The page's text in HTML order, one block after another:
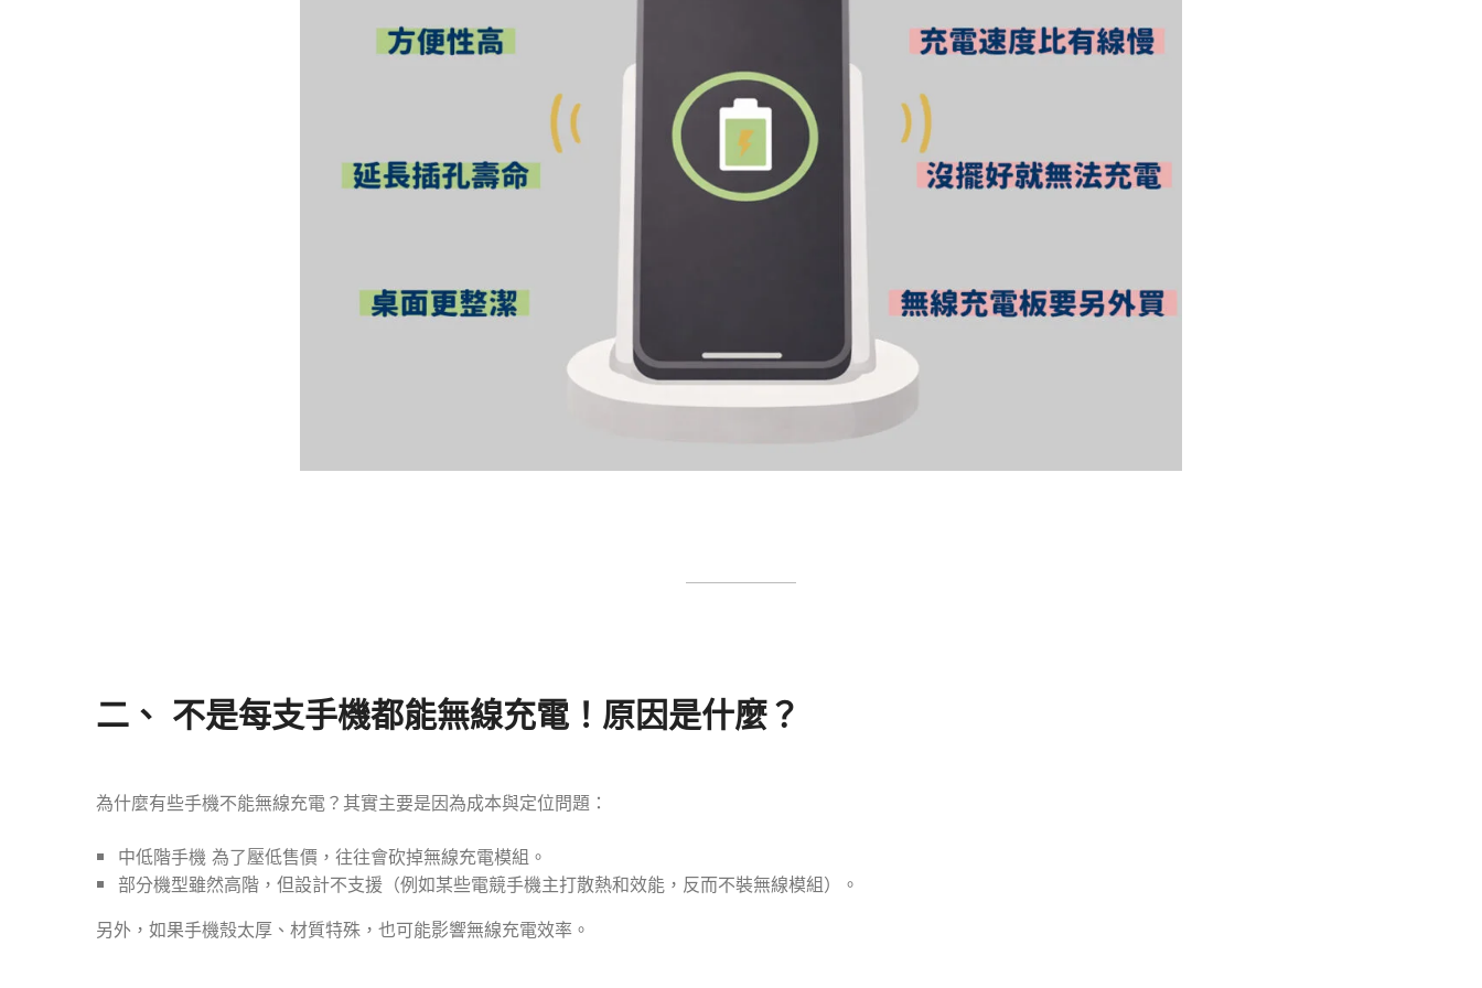
二、 不是每支手機都能無線充電！原因是什麼？
為什麼有些手機不能無線充電？其實主要是因為成本與定位問題：
中低階手機 為了壓低售價，往往會砍掉無線充電模組。
部分機型雖然高階，但設計不支援（例如某些電競手機主打散熱和效能，反而不裝無線模組）。
另外，如果手機殼太厚、材質特殊，也可能影響無線充電效率。